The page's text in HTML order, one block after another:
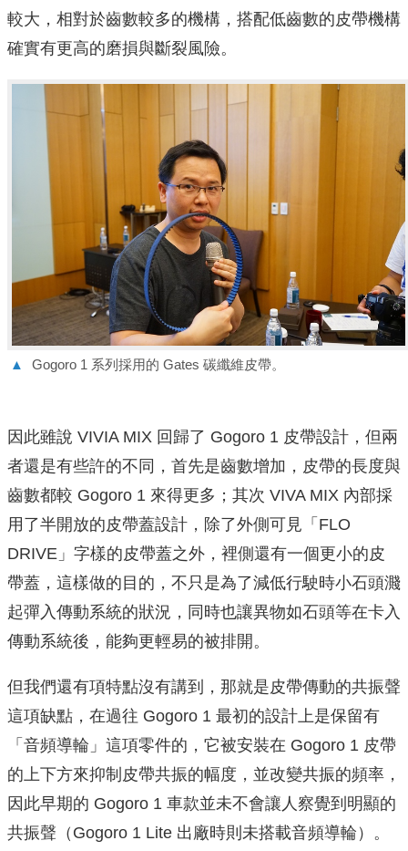
較大，相對於齒數較多的機構，搭配低齒數的皮帶機構
確實有更高的磨損與斷裂風險。
▲ Gogoro 1 系列採用的 Gates 碳纖維皮帶。
因此雖說 VIVIA MIX 回歸了 Gogoro 1 皮帶設計，但兩
者還是有些許的不同，首先是齒數增加，皮帶的長度與
齒數都較 Gogoro 1 來得更多；其次 VIVA MIX 內部採
用了半開放的皮帶蓋設計，除了外側可見「FLO
DRIVE」字樣的皮帶蓋之外，裡側還有一個更小的皮
帶蓋，這樣做的目的，不只是為了減低行駛時小石頭濺
起彈入傳動系統的狀況，同時也讓異物如石頭等在卡入
傳動系統後，能夠更輕易的被排開。
但我們還有項特點沒有講到，那就是皮帶傳動的共振聲
這項缺點，在過往 Gogoro 1 最初的設計上是保留有
「音頻導輪」這項零件的，它被安裝在 Gogoro 1 皮帶
的上下方來抑制皮帶共振的幅度，並改變共振的頻率，
因此早期的 Gogoro 1 車款並未不會讓人察覺到明顯的
共振聲（Gogoro 1 Lite 出廠時則未搭載音頻導輪）。